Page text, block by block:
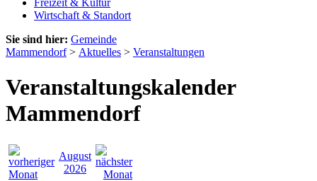
Freizeit & Kultur
Wirtschaft & Standort
Sie sind hier: Gemeinde
Mammendorf> Aktuelles > Veranstaltungen
Veranstaltungskalender
Mammendorf
August
2026